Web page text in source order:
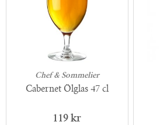
Chef & Sommelier
Cabernet Ölglas 47 cl
119 kr